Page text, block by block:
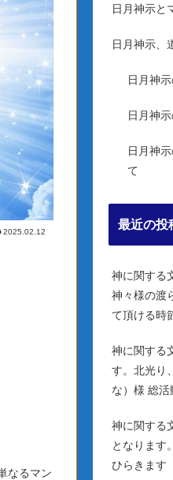
2025.02.12
なるマン
日月神示と
日月神示、
日月神
日月神
日月神
て
最近の投
神に関する
神々様の渡
て頂ける時
神に関する
す。北光り
な）様 総活
神に関する
となります
ひらきます